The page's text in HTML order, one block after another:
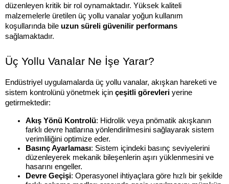
düzenleyen kritik bir rol oynamaktadır. Yüksek kaliteli
malzemelerle üretilen üç yollu vanalar yoğun kullanım
koşullarında bile uzun süreli güvenilir performans
sağlamaktadır.
Üç Yollu Vanalar Ne İşe Yarar?
Endüstriyel uygulamalarda üç yollu vanalar, akışkan hareketi ve
sistem kontrolünü yönetmek için çeşitli görevleri yerine
getirmektedir:
Akış Yönü Kontrolü: Hidrolik veya pnömatik akışkanın
farklı devre hatlarına yönlendirilmesini sağlayarak sistem
verimliliğini optimize eder.
Basınç Ayarlaması: Sistem içindeki basınç seviyelerini
düzenleyerek mekanik bileşenlerin aşırı yüklenmesini ve
hasarını engeller.
Devre Geçişi: Operasyonel ihtiyaçlara göre hızlı bir şekilde